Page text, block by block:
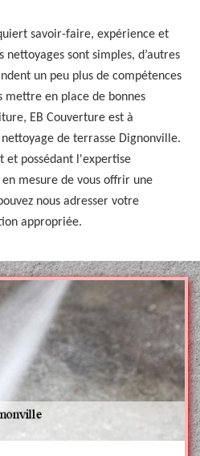
savoir-faire, expérience et
nettoyages sont simples, d’autres
un peu plus de compétences
mettre en place de bonnes
EB Couverture est à
de terrasse Dignonville.
et possédant l'expertise
mesure de vous offrir une
nous adresser votre
appropriée.